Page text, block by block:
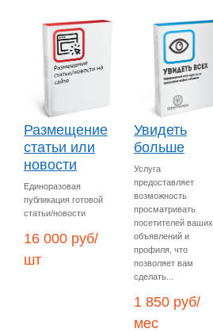
Размещение
статьи или
новости
Единоразовая
публикация готовой
статьи/новости
16 000 руб/
шт
Увидеть
больше
Услуга
предоставляет
возможность
просматривать
посетителей ваших
объявлений и
профиля, что
позволяет вам
сделать...
1 850 руб/
мес